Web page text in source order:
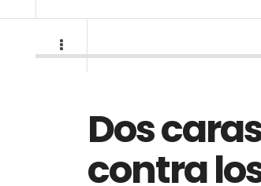
Dos
contra